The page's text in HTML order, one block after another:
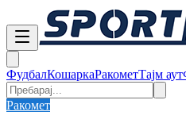
ФудбалКошаркаРакометТајм аут
Ракомет